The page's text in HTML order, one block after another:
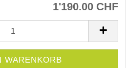
1'190.00 CHF